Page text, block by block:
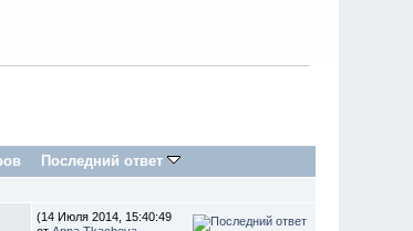
Последний ответ
(14 Июля 2014, 15:40:49